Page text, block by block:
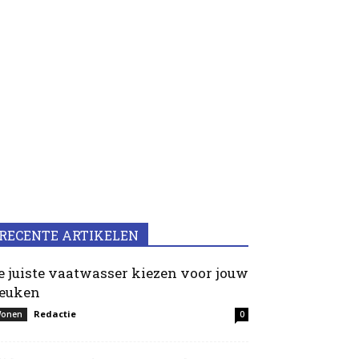
RECENTE ARTIKELEN
juiste vaatwasser kiezen voor jouw
Redactie 0